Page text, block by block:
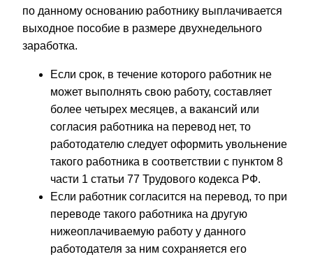
по данному основанию работнику выплачивается
выходное пособие в размере двухнедельного
заработка.
Если срок, в течение которого работник не
может выполнять свою работу, составляет
более четырех месяцев, а вакансий или
согласия работника на перевод нет, то
работодателю следует оформить увольнение
такого работника в соответствии с пунктом 8
части 1 статьи 77 Трудового кодекса РФ.
Если работник согласится на перевод, то при
переводе такого работника на другую
нижеоплачиваемую работу у данного
работодателя за ним сохраняется его